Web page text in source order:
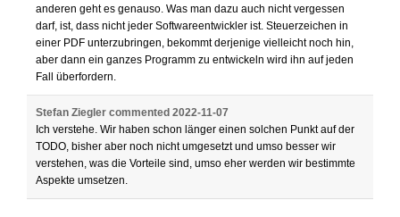
anderen geht es genauso. Was man dazu auch nicht vergessen
darf, ist, dass nicht jeder Softwareentwickler ist. Steuerzeichen in
einer PDF unterzubringen, bekommt derjenige vielleicht noch hin,
aber dann ein ganzes Programm zu entwickeln wird ihn auf jeden
Fall überfordern.
Stefan Ziegler commented 2022-11-07
Ich verstehe. Wir haben schon länger einen solchen Punkt auf der
TODO, bisher aber noch nicht umgesetzt und umso besser wir
verstehen, was die Vorteile sind, umso eher werden wir bestimmte
Aspekte umsetzen.